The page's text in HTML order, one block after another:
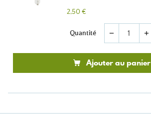
2,50 €
Quantité remove add
Ajouter au panier